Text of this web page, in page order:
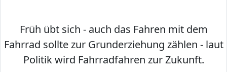
Früh übt sich - auch das Fahren mit dem
Fahrrad sollte zur Grunderziehung zählen - laut
Politik wird Fahrradfahren zur Zukunft.